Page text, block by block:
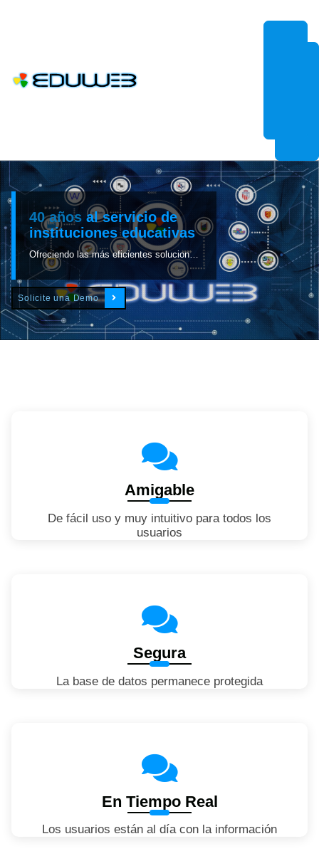
40 años al servicio de
instituciones educativas
Ofreciendo las más eficientes soluciones en apoyo de la gestión escolar.
Solicite una Demo
Amigable
De fácil uso y muy intuitivo para todos los
usuarios
Segura
La base de datos permanece protegida
En Tiempo Real
Los usuarios están al día con la información